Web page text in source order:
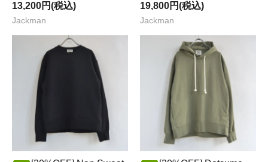
13,200円(税込)
Jackman
19,800円(税込)
Jackman